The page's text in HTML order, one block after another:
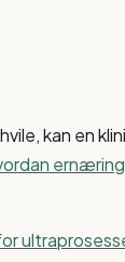
kan en
ernæring